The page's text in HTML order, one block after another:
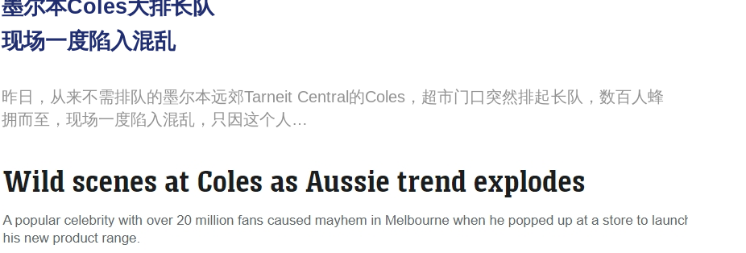
墨尔本Coles大排长队
现场一度陷入混乱
昨日，从来不需排队的墨尔本远郊Tarneit Central的Coles，超市门口突然排起长队，数百人蜂
拥而至，现场一度陷入混乱，只因这个人…